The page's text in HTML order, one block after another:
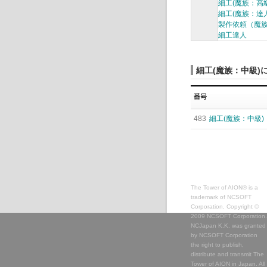
細工(魔族：高
細工(魔族：達
製作依頼（魔
細工達人
細工(魔族：中級)
483 細工(魔族：中級)
The Tower of AION® is a
trademark of NCSOFT
Corporation. Copyright ©
2009 NCSOFT Corporation.
NCJapan K.K. was granted
by NCSOFT Corporation
the right to publish,
distribute and transmit The
Tower of AION in Japan. All